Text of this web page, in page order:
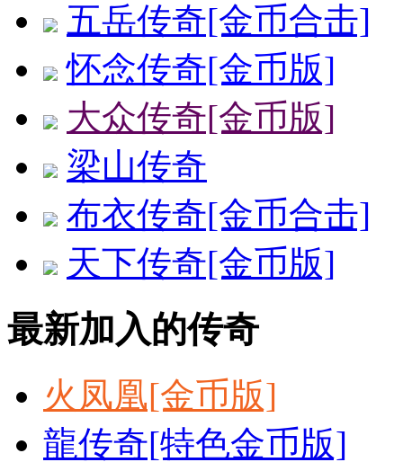
五岳传奇[金币合击]
怀念传奇[金币版]
大众传奇[金币版]
梁山传奇
布衣传奇[金币合击]
天下传奇[金币版]
最新加入的传奇
火凤凰[金币版]
龍传奇[特色金币版]